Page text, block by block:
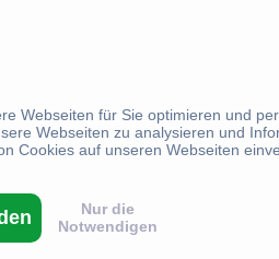
Webseiten für Sie optimieren und
Webseiten zu analysieren und
Cookies auf unseren Webseiten
Nur die
Notwendigen